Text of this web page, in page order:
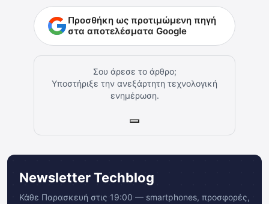
Προσθήκη ως προτιμώμενη πηγή
στα αποτελέσματα Google
Σου άρεσε το άρθρο;
Υποστήριξε την ανεξάρτητη τεχνολογική
ενημέρωση.
Newsletter Techblog
Κάθε Παρασκευή στις 19:00 — smartphones, προσφορές,